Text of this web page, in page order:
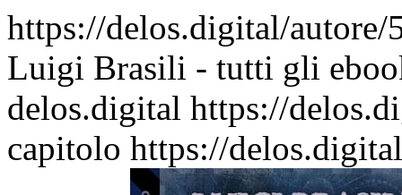
https://delos.digital/
Luigi Brasili - tutti gli
delos.digital https://
capitolo https://